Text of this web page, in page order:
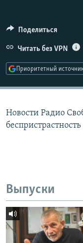
ПОДПИШИТЕСЬ НА
СОЦИАЛЬНЫЕ СЕТИ
Поделиться
Читать без VPN
Приоритетный
Новости Радио
беспристрастность
Выпуски